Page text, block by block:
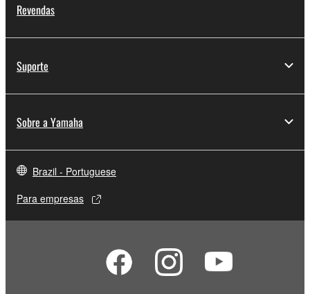
Revendas
Suporte
Sobre a Yamaha
Brazil - Portuguese
Para empresas